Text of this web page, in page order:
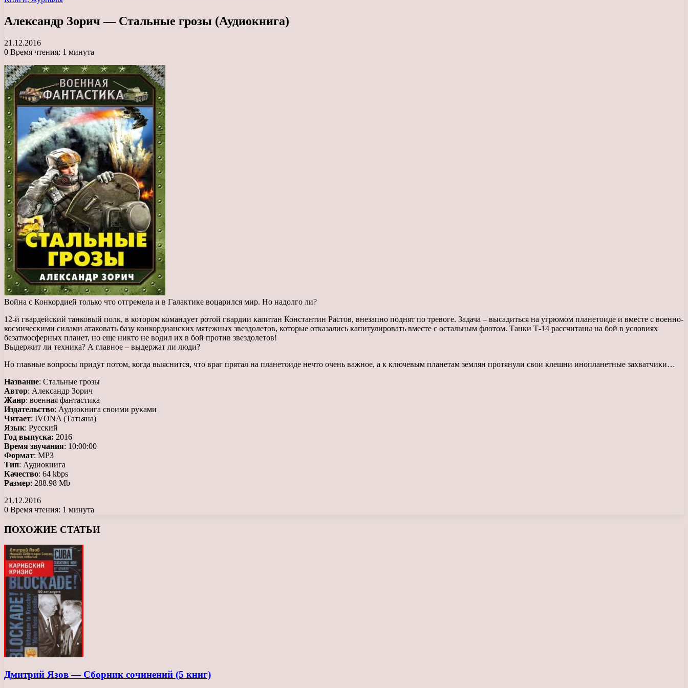
Александр Зорич — Стальные грозы (Аудиокнига)
21.12.2016
0 Время чтения: 1 минута
Война с Конкордией только что отгремела и в Галактике воцарился мир. Но надолго ли?
12-й гвардейский танковый полк, в котором командует ротой гвардии капитан Константин Растов, внезапно поднят по тревоге. Задача – высадиться на угрюмом планетоиде и вместе с военно-
космическими силами атаковать базу конкордианских мятежных звездолетов, которые отказались капитулировать вместе с остальным флотом. Танки Т-14 рассчитаны на бой в условиях
безатмосферных планет, но еще никто не водил их в бой против звездолетов!
Выдержит ли техника? А главное – выдержат ли люди?
Но главные вопросы придут потом, когда выяснится, что враг прятал на планетоиде нечто очень важное, а к ключевым планетам землян протянули свои клешни инопланетные захватчики…
Название: Стальные грозы
Автор: Александр Зорич
Жанр: военная фантастика
Издательство: Аудиокнига своими руками
Читает: IVONA (Татьяна)
Язык: Русский
Год выпуска: 2016
Время звучания: 10:00:00
Формат: МР3
Тип: Аудиокнига
Качество: 64 kbps
Размер: 288.98 Mb
21.12.2016
0 Время чтения: 1 минута
ПОХОЖИЕ СТАТЬИ
Дмитрий Язов — Сборник сочинений (5 книг)